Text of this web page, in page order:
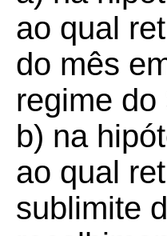
ao qual
do mês
regime
b) na
ao qual
sublimite